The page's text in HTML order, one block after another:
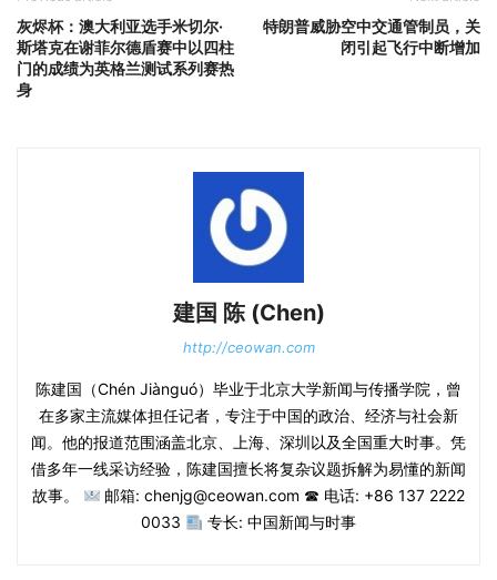
灰烬杯：澳大利亚选手米切尔·
斯塔克在谢菲尔德盾赛中以四柱
门的成绩为英格兰测试系列赛热
身
特朗普威胁空中交通管制员，关
闭引起飞行中断增加
建国 陈 (Chen)
http://ceowan.com
陈建国（Chén Jiànguó）毕业于北京大学新闻与传播学院，曾
在多家主流媒体担任记者，专注于中国的政治、经济与社会新
闻。他的报道范围涵盖北京、上海、深圳以及全国重大时事。凭
借多年一线采访经验，陈建国擅长将复杂议题拆解为易懂的新闻
故事。
邮箱: chenjg@ceowan.com ☎ 电话: +86 137 2222
0033
专长: 中国新闻与时事